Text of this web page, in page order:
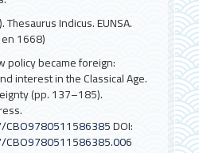
Indicus. EUNSA.
1668)
policy became foreign:
interest in the Classical Age.
(pp. 137–185).
DOI: